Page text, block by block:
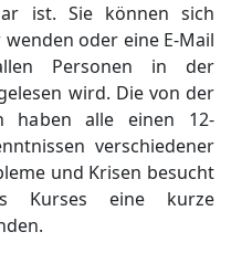
ist. Sie können sich
oder eine E-Mail
Personen in der
wird. Die von der
haben alle einen 12-
verschiedener
und Krisen besucht
Kurses eine kurze